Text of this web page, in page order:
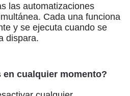
las automatizaciones
Cada una funciona
y se ejecuta cuando se
dispara.
cualquier momento?